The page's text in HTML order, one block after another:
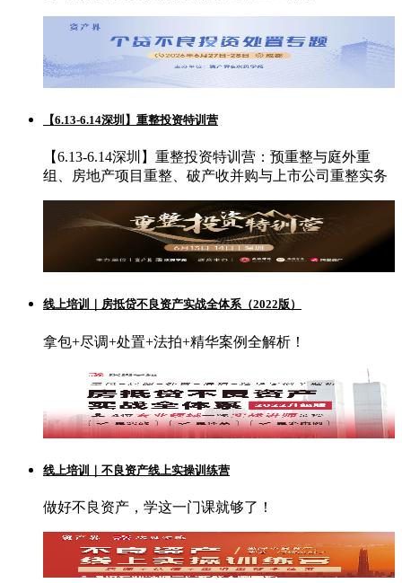
【6.13-6.14深圳】重整投资特训营
【6.13-6.14深圳】重整投资特训营：预重整与庭外重
组、房地产项目重整、破产收并购与上市公司重整实务
线上培训｜房抵贷不良资产实战全体系（2022版）
拿包+尽调+处置+法拍+精华案例全解析！
线上培训｜不良资产线上实操训练营
做好不良资产，学这一门课就够了！